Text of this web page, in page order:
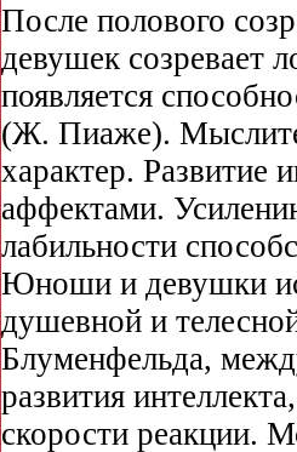
После полового
девушек созревает
появляется
(Ж. Пиаже).
характер. Развитие
аффектами.
лабильности
Юноши и девушки
душевной и
Блуменфельда,
развития
скорости реакции.